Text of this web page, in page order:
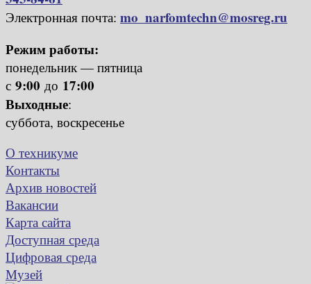
Электронная почта: mo_narfomtechn@mosreg.ru
Режим работы:
понедельник — пятница
с 9:00 до 17:00
Выходные:
суббота, воскресенье
О техникуме
Контакты
Архив новостей
Вакансии
Карта сайта
Доступная среда
Цифровая среда
Музей